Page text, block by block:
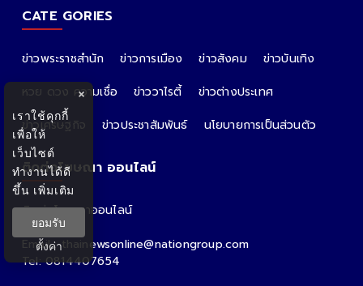
CATE GORIES
ข่าวพระราชสำนัก ข่าวการเมือง ข่าวสังคม
ข่าวบันเทิง
หวย ดวง ความเชื่อ
ข่าววาไรตี้
ข่าวต่างประเทศ
ข่าวเศรษฐกิจ
ข่าวประชาสัมพันธ์ นโยบายการเป็นส่วนตัว
ติดต่อโฆษณา ออนไลน์
ติดต่อโฆษณาออนไลน์
คุณอ้อ
Email : thainewsonline@nationgroup.com
Tel: 0814407654
×
เราใช้คุกกี้
เพื่อให้
เว็บไซต์
ทำงานได้ดี
ขึ้น เพิ่มเติม
ยอมรับ
ตั้งค่า